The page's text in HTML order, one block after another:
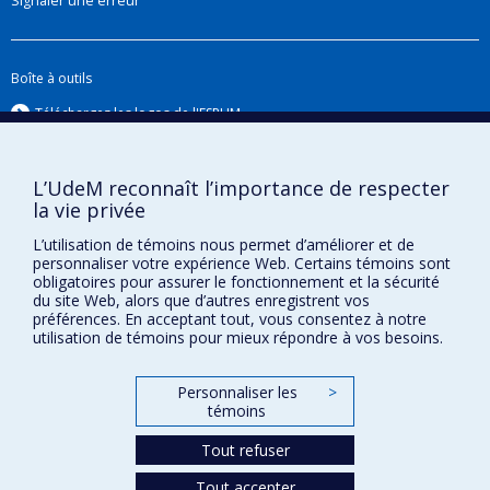
FRQ-IRSST en santé et sécurité du travail pour
une durée de 4 ans.
de projets de recherche, tant expérimentaux que
protection chimique (gants et combinaisons
de protection) contre les particules
nanométriquessous différentes formes
(poudres, solutions colloïdales ou aérosols) dans
des conditions simulant leur utilisation en milieu
de travail. Ce programme de recherche
comprend aussi le développement de nouveaux
matériaux permettant une augmentation
significative des propriétés barrière des
vêtements de protection chimique.
La troisième thématique traduit son intérêt
Boîte à outils
Téléchargez les logos de l'ESPUM
Confidentialité
L’UdeM reconnaît l’importance de respecter
la vie privée
L’utilisation de témoins nous permet d’améliorer et de
personnaliser votre expérience Web. Certains témoins sont
obligatoires pour assurer le fonctionnement et la sécurité
du site Web, alors que d’autres enregistrent vos
préférences. En acceptant tout, vous consentez à notre
utilisation de témoins pour mieux répondre à vos besoins.
Personnaliser les
témoins
>
Tout refuser